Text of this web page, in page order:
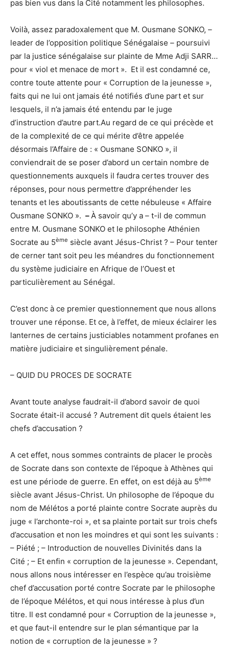
pas bien vus dans la Cité notamment les philosophes.
Voilà, assez paradoxalement que M. Ousmane SONKO, –
leader de l’opposition politique Sénégalaise – poursuivi
par la justice sénégalaise sur plainte de Mme Adji SARR…
pour « viol et menace de mort ». Et il est condamné ce,
contre toute attente pour « Corruption de la jeunesse »,
faits qui ne lui ont jamais été notifiés d’une part et sur
lesquels, il n’a jamais été entendu par le juge
d’instruction d’autre part.Au regard de ce qui précède et
de la complexité de ce qui mérite d’être appelée
désormais l’Affaire de : « Ousmane SONKO », il
conviendrait de se poser d’abord un certain nombre de
questionnements auxquels il faudra certes trouver des
réponses, pour nous permettre d’appréhender les
tenants et les aboutissants de cette nébuleuse « Affaire
Ousmane SONKO ». –À savoir qu’y a – t-il de commun
entre M. Ousmane SONKO et le philosophe Athénien
Socrate au 5ème siècle avant Jésus-Christ ? – Pour tenter
de cerner tant soit peu les méandres du fonctionnement
du système judiciaire en Afrique de l’Ouest et
particulièrement au Sénégal.
C’est donc à ce premier questionnement que nous allons
trouver une réponse. Et ce, à l’effet, de mieux éclairer les
lanternes de certains justiciables notamment profanes en
matière judiciaire et singulièrement pénale.
– QUID DU PROCES DE SOCRATE
Avant toute analyse faudrait-il d’abord savoir de quoi
Socrate était-il accusé ? Autrement dit quels étaient les
chefs d’accusation ?
A cet effet, nous sommes contraints de placer le procès
de Socrate dans son contexte de l’époque à Athènes qui
est une période de guerre. En effet, on est déjà au 5ème
siècle avant Jésus-Christ. Un philosophe de l’époque du
nom de Mélétos a porté plainte contre Socrate auprès du
juge « l’archonte-roi », et sa plainte portait sur trois chefs
d’accusation et non les moindres et qui sont les suivants :
– Piété ; – Introduction de nouvelles Divinités dans la
Cité ; – Et enfin « corruption de la jeunesse ». Cependant,
nous allons nous intéresser en l’espèce qu’au troisième
chef d’accusation porté contre Socrate par le philosophe
de l’époque Mélétos, et qui nous intéresse à plus d’un
titre. Il est condamné pour « Corruption de la jeunesse »,
et que faut-il entendre sur le plan sémantique par la
notion de « corruption de la jeunesse » ?